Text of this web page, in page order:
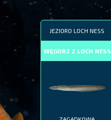
JEZIORO LOCH NESS
WĘGORZ Z LOCH NESS